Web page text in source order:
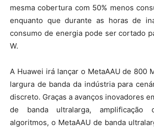
mesma cobertura com 50% menos
enquanto que durante as horas de
consumo de energia pode ser cortado
W.
A Huawei irá lançar o MetaAAU de 800
largura de banda da indústria para
discreto. Graças a avanços inovadores
de banda ultralarga, amplificação
algoritmos, o MetaAAU de banda